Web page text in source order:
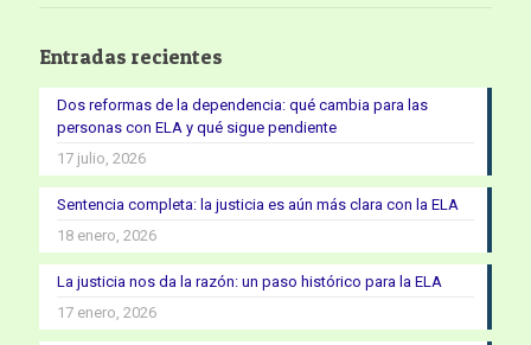
Entradas recientes
Dos reformas de la dependencia: qué cambia para las
personas con ELA y qué sigue pendiente
17 julio, 2026
Sentencia completa: la justicia es aún más clara con la ELA
18 enero, 2026
La justicia nos da la razón: un paso histórico para la ELA
17 enero, 2026